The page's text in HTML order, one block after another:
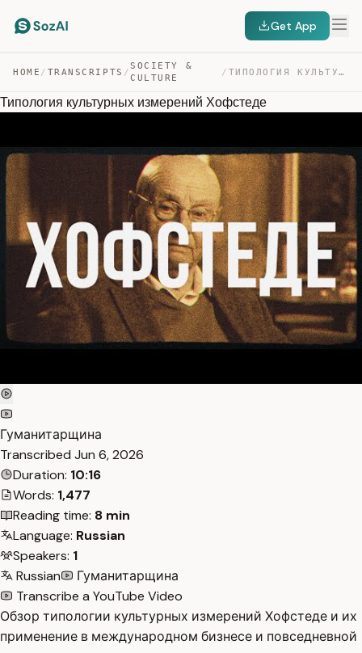
Get App
HOME / TRANSCRIPTS /
SOCIETY &
CULTURE
/ ТИПОЛОГИЯ КУЛЬТУРНЫХ ИЗМЕРЕНИЙ ХОФСТЕДЕ — TRANSCRIPT
Типология культурных измерений Хофстеде
Гуманитарщина
Transcribed Jun 6, 2026
Duration: 10:16
Words: 1,477
Reading time: 8 min
Language: Russian
Speakers: 1
Russian
Гуманитарщина
Transcribe a YouTube Video
Обзор типологии культурных измерений Хофстеде и их
применение в международном бизнесе и повседневной